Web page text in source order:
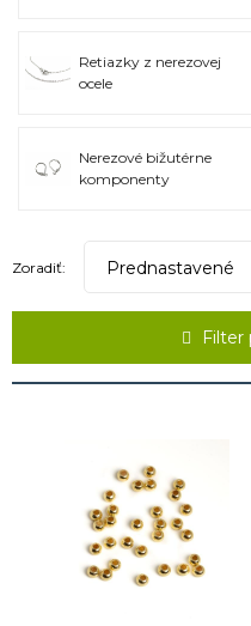
kategórii medzi príveskami.
veci nájdeš práve na
Retiazky z nerezovej
ocele
Nerezové bižutérne
komponenty
Filter
Zoradiť: Prednastavené